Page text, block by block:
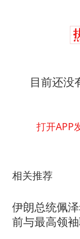
目前还没
打开APP
相关推荐
伊朗总统佩
前与最高领